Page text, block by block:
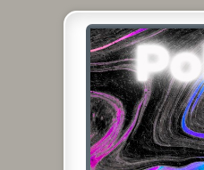
Poldis-
Das Forum für Jeans,